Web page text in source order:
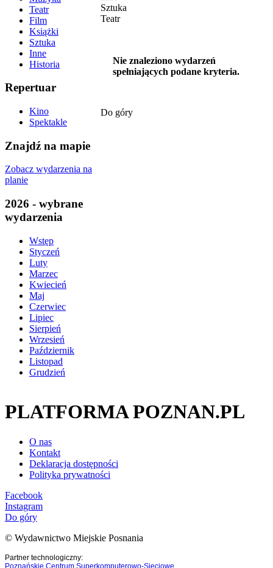
Teatr
Film
Książki
Sztuka
Inne
Historia
Repertuar
Kino
Spektakle
Znajdź na mapie
Zobacz wydarzenia na
planie
2026 - wybrane
wydarzenia
Wstęp
Styczeń
Luty
Marzec
Kwiecień
Maj
Czerwiec
Lipiec
Sierpień
Wrzesień
Październik
Listopad
Grudzień
Sztuka
Teatr
Nie znaleziono wydarzeń
spełniających podane kryteria.
Do góry
PLATFORMA POZNAN.PL
O nas
Kontakt
Deklaracja dostępności
Polityka prywatności
Facebook
Instagram
Do góry
© Wydawnictwo Miejskie Posnania
Partner technologiczny:
Poznańskie Centrum Superkomputerowo-Sieciowe